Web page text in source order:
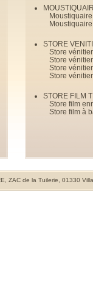
STORE
Store
Store
Store
Store
STORE FILM
Store film
Store film à
ZAC de la Tuilerie, 01330